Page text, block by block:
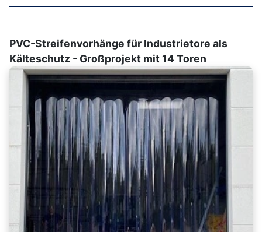
PVC-Streifenvorhänge für Industrietore als
Kälteschutz - Großprojekt mit 14 Toren